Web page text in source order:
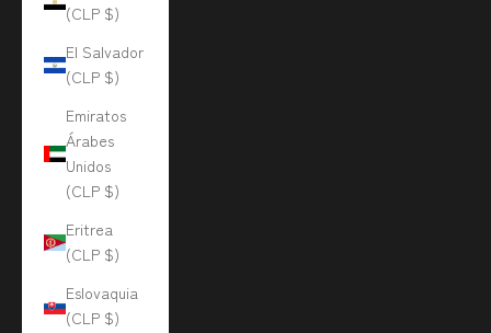
(CLP $)
El Salvador
(CLP $)
Emiratos
Árabes
Unidos
(CLP $)
Eritrea
(CLP $)
Eslovaquia
(CLP $)